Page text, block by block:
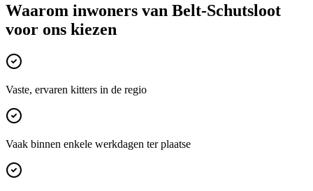
Waarom inwoners van Belt-Schutsloot
voor ons kiezen
Vaste, ervaren kitters in de regio
Vaak binnen enkele werkdagen ter plaatse